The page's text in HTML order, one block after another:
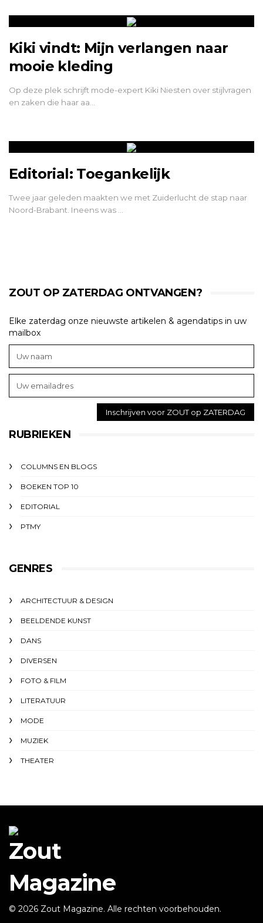
Kiki vindt: Mijn verlangen naar
mooie kleding
Op deze plek schrijft mode-expert Kiki Niesten over stijlvragen
en zaken die haar aa…
Editorial: Toegankelijk
Twee jaar geleden maakten we met Zuiderlucht de stap naar
Noord-Brabant. Ineens was …
ZOUT OP ZATERDAG ONTVANGEN?
Elke zaterdag onze nieuwste artikelen & agendatips in uw
mailbox
RUBRIEKEN
COLUMNS EN BLOGS
BOEKEN TOP 10
EDITORIAL
PTMY
GENRES
ARCHITECTUUR & DESIGN
BEELDENDE KUNST
DANS
DIVERSEN
FOTO & FILM
LITERATUUR
MODE
MUZIEK
THEATER
© 2026 Zout Magazine. Alle rechten voorbehouden.